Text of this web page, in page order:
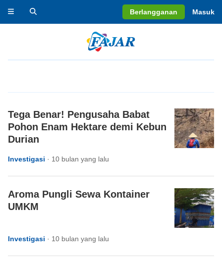
Berlangganan Masuk
Tega Benar! Pengusaha Babat
Pohon Enam Hektare demi Kebun
Durian
Investigasi · 10 bulan yang lalu
Aroma Pungli Sewa Kontainer
UMKM
Investigasi · 10 bulan yang lalu